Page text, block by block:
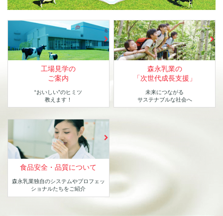
工場見学の
ご案内
“おいしい”のヒミツ
教えます！
森永乳業の
「次世代成長支援」
未来につながる
サステナブルな社会へ
食品安全・品質について
森永乳業独自のシステムやプロフェッ
ショナルたちをご紹介